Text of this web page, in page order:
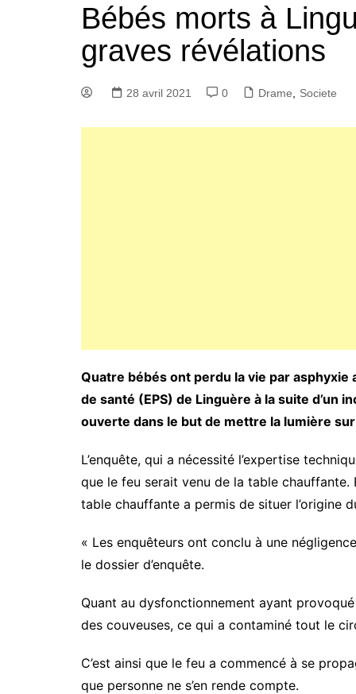
Bébés morts à
graves révélations
28 avril 2021 0 Drame Societe
Quatre bébés ont perdu la vie par asphyxie
de santé (EPS) de Linguère à la suite d’un
ouverte dans le but de mettre la lumière
L’enquête, qui a nécessité l’expertise
que le feu serait venu de la table
table chauffante a permis de situer l’origine
« Les enquêteurs ont conclu à une
le dossier d’enquête.
Quant au dysfonctionnement ayant provoqué
des couveuses, ce qui a contaminé tout le
C’est ainsi que le feu a commencé à se
que personne ne s’en rende compte.